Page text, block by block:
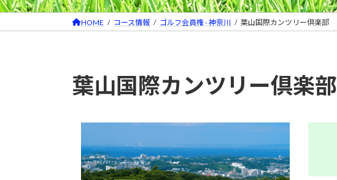
プ
動
HOME コース情報 ゴルフ会員権 - 神奈川 葉山国際カンツリー倶楽部
葉山国際カンツリー倶楽部